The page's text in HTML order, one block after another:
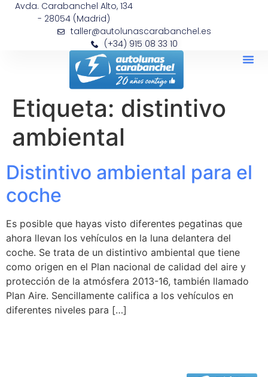
Avda. Carabanchel Alto, 134
- 28054 (Madrid)
taller@autolunascarabanchel.es
(+34) 915 08 33 10
Etiqueta: distintivo
ambiental
Distintivo ambiental para el
coche
Es posible que hayas visto diferentes pegatinas que
ahora llevan los vehículos en la luna delantera del
coche. Se trata de un distintivo ambiental que tiene
como origen en el Plan nacional de calidad del aire y
protección de la atmósfera 2013-16, también llamado
Plan Aire. Sencillamente califica a los vehículos en
diferentes niveles para […]